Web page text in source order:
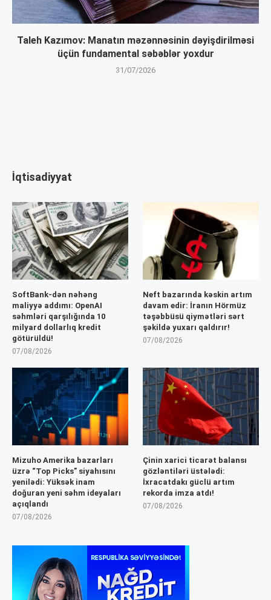
Taleh Kazımov: Manatın məzənnəsinin dəyişdirilməsi
üçün fundamental səbəblər yoxdur
31/07/2026
İqtisadiyyat
SoftBank-dən nəhəng
maliyyə addımı: OpenAI
səhmləri qarşılığında 10
milyard dollarlıq kredit
götürüldü!
07/08/2026
Neft bazarında kəskin artım
davam edir: İranın Hörmüz
təşəbbüsü qiymətləri sərt
şəkildə yuxarı qaldırır!
07/08/2026
Mizuho Amerika bazarları
üzrə “Top Picks” siyahısını
yenilədi: Yüksək inam
doğuran yeni səhm ideyaları
açıqlandı
07/08/2026
Çinin xarici ticarət balansı
gözləntiləri üstələdi:
İxracatdakı güclü artım
rekorda imza atdı!
07/08/2026